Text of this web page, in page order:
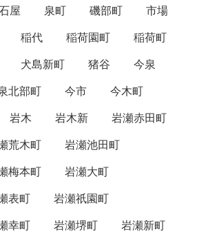
屋 泉町 磯部町
市場
稲代 稲荷園町
稲荷町
犬島新町 猪谷
今泉
北部町 今市
今木町
岩木 岩木新
岩瀬赤田町
荒木町
岩瀬池田町
梅本町
岩瀬大町
表町
岩瀬祇園町
幸町 岩瀬堺町
岩瀬新町